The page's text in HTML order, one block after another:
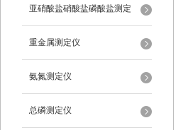
亚硝酸盐硝酸盐磷酸盐测定
重金属测定仪
氨氮测定仪
总磷测定仪